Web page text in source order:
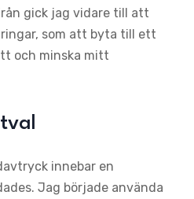
gick jag vidare till att
som att byta till ett
och minska mitt
innebar en
Jag började använda